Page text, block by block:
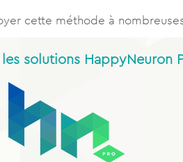
cette méthode à
solutions HappyNeuron